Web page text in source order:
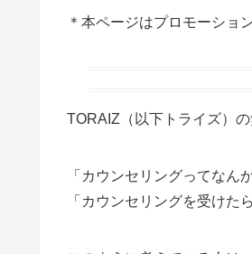
＊本ページはプロモーショ
TORAIZ（以下トライズ）
「カウンセリングってなん
「カウンセリングを受けた